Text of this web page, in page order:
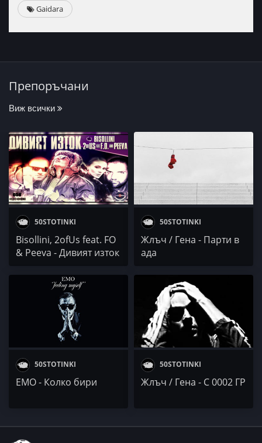
Gaidara
Препоръчани
Виж всички
50STOTINKI
Bisollini, 2ofUs feat. FO
& Peeva - Дивият изток
50STOTINKI
Жлъч / Гена - Парти в
ада
50STOTINKI
EMO - Колко бири
50STOTINKI
Жлъч / Гена - С 0002 ГР